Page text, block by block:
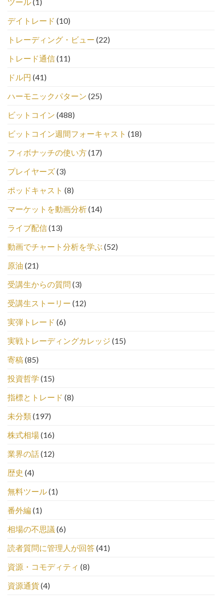
デイトレード (10)
トレーディング・ビュー (22)
トレード通信(11)
ドル円 (41)
ハーモニックパターン (25)
ビットコイン (488)
ビットコイン週間フォーキャスト (18)
フィボナッチの使い方(17)
プレイヤーズ(3)
ポッドキャスト (8)
マーケットを動画分析(14)
ライブ配信(13)
動画でチャート分析を学ぶ (52)
原油 (21)
受講生からの質問 (3)
受講生ストーリー (12)
実弾トレード (6)
実戦トレーディングカレッジ (15)
寄稿(85)
投資哲学 (15)
指標とトレード (8)
未分類(197)
株式相場(16)
業界の話(12)
歴史 (4)
無料ツール(1)
番外編(1)
相場の不思議 (6)
読者質問に管理人が回答(41)
資源・コモディティ (8)
資源通貨(4)